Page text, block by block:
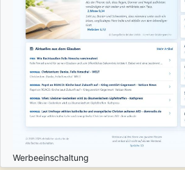
Werbeeinschaltung